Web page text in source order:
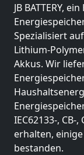
JB BATTERY,
Spezialisiert
Lithium-
Akkus. Wir
IEC62133-, CB-
erhalten,
bestanden.